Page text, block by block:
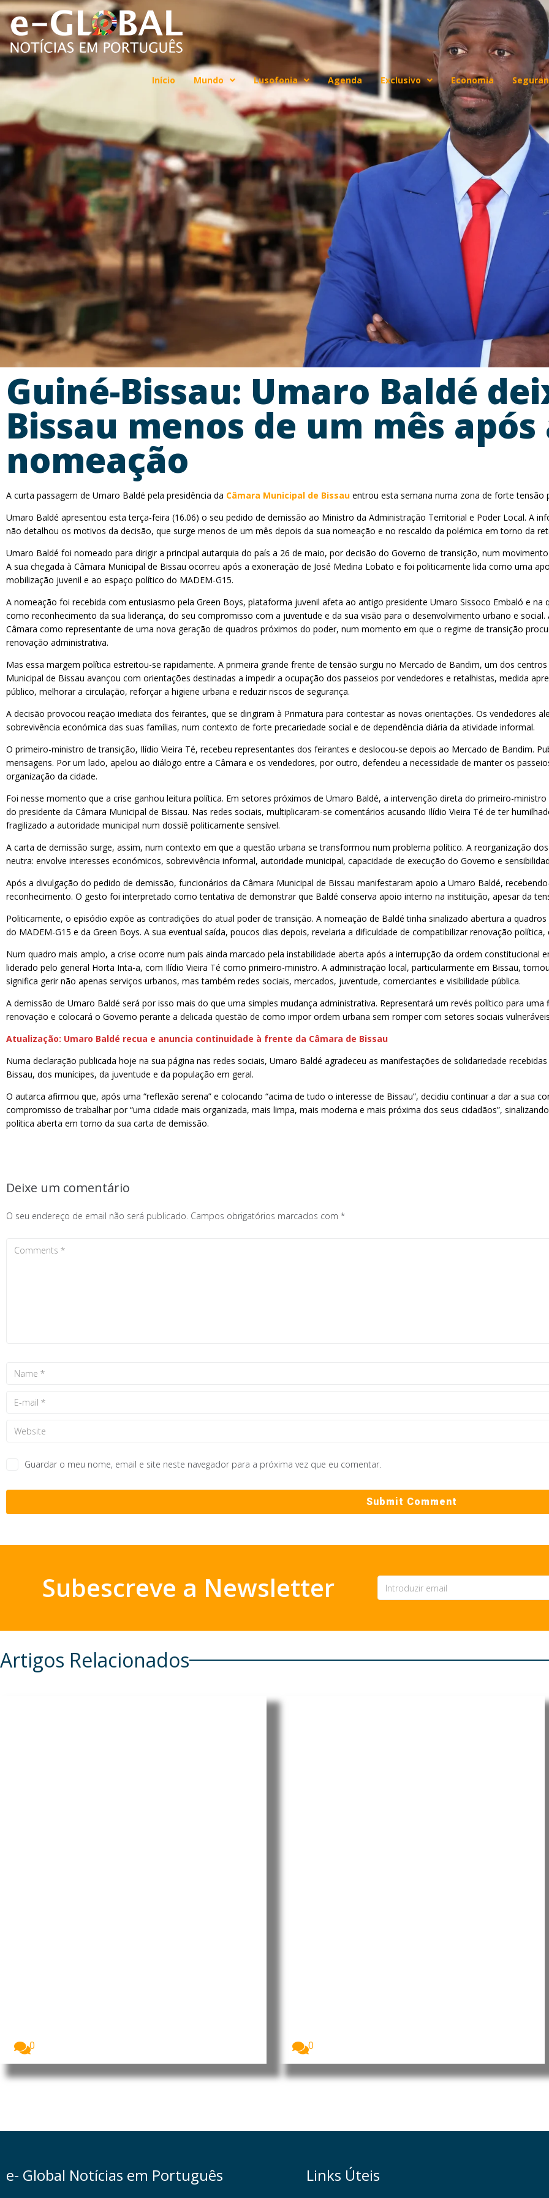
Início Mundo Lusofonia Agenda Exclusivo Economia
Guiné-Bissau: Umaro Baldé
Bissau menos de um mês após
nomeação
A curta passagem de Umaro Baldé pela presidência da Câmara Municipal de Bissau entrou esta semana numa zona de forte tensão
Umaro Baldé apresentou esta terça-feira (16.06) o seu pedido de demissão ao Ministro da Administração Territorial e Poder Local. A
não detalhou os motivos da decisão, que surge menos de um mês depois da sua nomeação e no rescaldo da polémica em torno da
Umaro Baldé foi nomeado para dirigir a principal autarquia do país a 26 de maio, por decisão do Governo de transição, num
A sua chegada à Câmara Municipal de Bissau ocorreu após a exoneração de José Medina Lobato e foi politicamente lida como uma
mobilização juvenil e ao espaço político do MADEM-G15.
A nomeação foi recebida com entusiasmo pela Green Boys, plataforma juvenil afeta ao antigo presidente Umaro Sissoco Embaló e
como reconhecimento da sua liderança, do seu compromisso com a juventude e da sua visão para o desenvolvimento urbano e
Câmara como representante de uma nova geração de quadros próximos do poder, num momento em que o regime de transição
renovação administrativa.
Mas essa margem política estreitou-se rapidamente. A primeira grande frente de tensão surgiu no Mercado de Bandim, um dos
Municipal de Bissau avançou com orientações destinadas a impedir a ocupação dos passeios por vendedores e retalhistas, medida
público, melhorar a circulação, reforçar a higiene urbana e reduzir riscos de segurança.
A decisão provocou reação imediata dos feirantes, que se dirigiram à Primatura para contestar as novas orientações. Os vendedores
sobrevivência económica das suas famílias, num contexto de forte precariedade social e de dependência diária da atividade informal.
O primeiro-ministro de transição, Ilídio Vieira Té, recebeu representantes dos feirantes e deslocou-se depois ao Mercado de Bandim.
mensagens. Por um lado, apelou ao diálogo entre a Câmara e os vendedores, por outro, defendeu a necessidade de manter os
organização da cidade.
Foi nesse momento que a crise ganhou leitura política. Em setores próximos de Umaro Baldé, a intervenção direta do primeiro-
do presidente da Câmara Municipal de Bissau. Nas redes sociais, multiplicaram-se comentários acusando Ilídio Vieira Té de ter
fragilizado a autoridade municipal num dossiê politicamente sensível.
A carta de demissão surge, assim, num contexto em que a questão urbana se transformou num problema político. A reorganização
neutra: envolve interesses económicos, sobrevivência informal, autoridade municipal, capacidade de execução do Governo e
Após a divulgação do pedido de demissão, funcionários da Câmara Municipal de Bissau manifestaram apoio a Umaro Baldé,
reconhecimento. O gesto foi interpretado como tentativa de demonstrar que Baldé conserva apoio interno na instituição, apesar da
Politicamente, o episódio expõe as contradições do atual poder de transição. A nomeação de Baldé tinha sinalizado abertura a
do MADEM-G15 e da Green Boys. A sua eventual saída, poucos dias depois, revelaria a dificuldade de compatibilizar renovação
Num quadro mais amplo, a crise ocorre num país ainda marcado pela instabilidade aberta após a interrupção da ordem constitucional
liderado pelo general Horta Inta-a, com Ilídio Vieira Té como primeiro-ministro. A administração local, particularmente em Bissau,
significa gerir não apenas serviços urbanos, mas também redes sociais, mercados, juventude, comerciantes e visibilidade pública.
A demissão de Umaro Baldé será por isso mais do que uma simples mudança administrativa. Representará um revés político para
renovação e colocará o Governo perante a delicada questão de como impor ordem urbana sem romper com setores sociais
Atualização: Umaro Baldé recua e anuncia continuidade à frente da Câmara de Bissau
Numa declaração publicada hoje na sua página nas redes sociais, Umaro Baldé agradeceu as manifestações de solidariedade
Bissau, dos munícipes, da juventude e da população em geral.
O autarca afirmou que, após uma “reflexão serena” e colocando “acima de tudo o interesse de Bissau”, decidiu continuar a dar a sua
compromisso de trabalhar por “uma cidade mais organizada, mais limpa, mais moderna e mais próxima dos seus cidadãos”,
política aberta em torno da sua carta de demissão.
Deixe um comentário
O seu endereço de email não será publicado. Campos obrigatórios marcados com *
Guardar o meu nome, email e site neste navegador para a próxima vez que eu comentar.
Subescreve a Newsletter
Artigos Relacionados
0
0
e- Global Notícias em Português Links Úteis